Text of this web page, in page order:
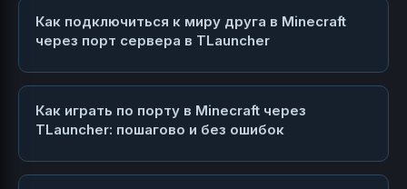
Как подключиться к миру друга в Minecraft
через порт сервера в TLauncher
Как играть по порту в Minecraft через
TLauncher: пошагово и без ошибок